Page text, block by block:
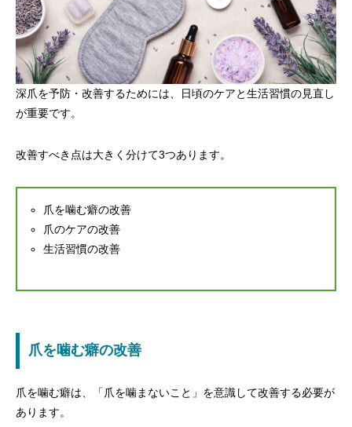
深爪を予防・改善するためには、日頃のケアと生活習慣の見直し
が重要です。
改善すべき点は大きく分けて3つあります。
爪を噛む癖の改善
爪のケアの改善
生活習慣の改善
爪を噛む癖の改善
爪を噛む癖は、「爪を噛まないこと」を意識して改善する必要が
あります。